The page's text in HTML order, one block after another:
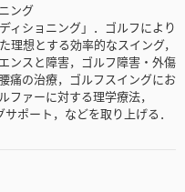
ング
ィショニング」．ゴルフにより
想とする効率的なスイング，
ンスと障害，ゴルフ障害・外傷
痛の治療，ゴルフスイングにお
ファーに対する理学療法，
ポート，などを取り上げる．